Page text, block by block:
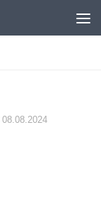
08.08.2024